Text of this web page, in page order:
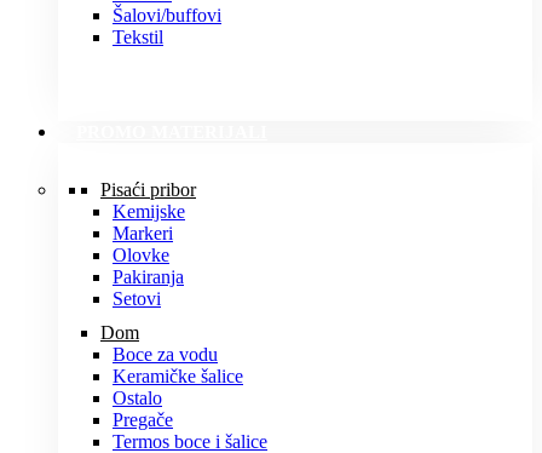
Šalovi/buffovi
Tekstil
Pisaći pribor
Kemijske
Markeri
Olovke
Pakiranja
Setovi
Dom
Boce za vodu
Keramičke šalice
Ostalo
Pregače
Termos boce i šalice